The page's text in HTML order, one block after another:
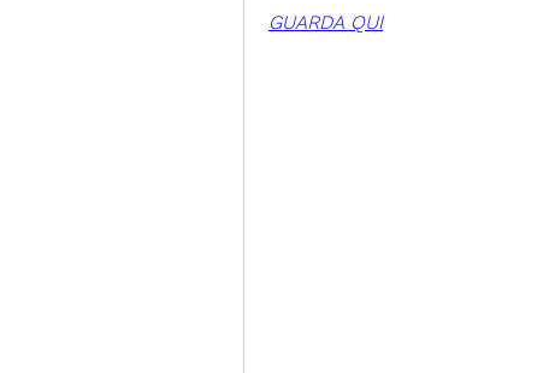
GUARDA QUI